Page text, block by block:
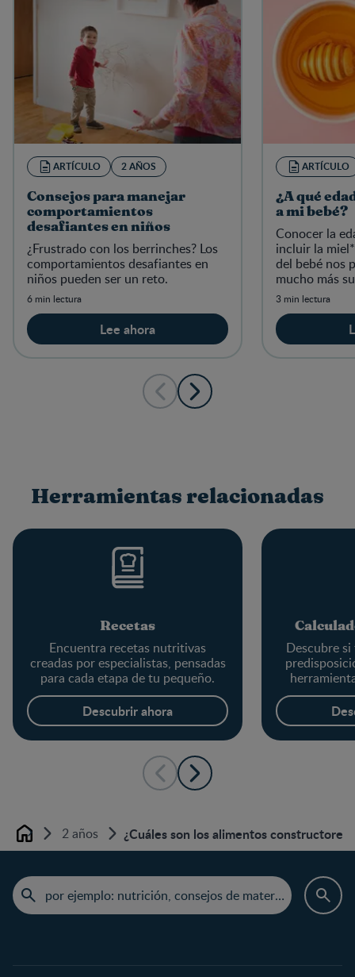
ARTÍCULO 2 AÑOS
Consejos para manejar
comportamientos
desafiantes en niños
¿Frustrado con los berrinches? Los
comportamientos desafiantes en
niños pueden ser un reto.
6 min lectura
Lee ahora
ARTÍCULO
¿A qué
a mi bebé?
Conocer la
incluir la
del bebé nos
mucho más
¡Continúa
3 min lectura
Herramientas relacionadas
Recetas
Encuentra recetas nutritivas
creadas por especialistas, pensadas
para cada etapa de tu pequeño.
Descubrir ahora
Descubre
Home 2 años ¿Cuáles son los alimentos constructores